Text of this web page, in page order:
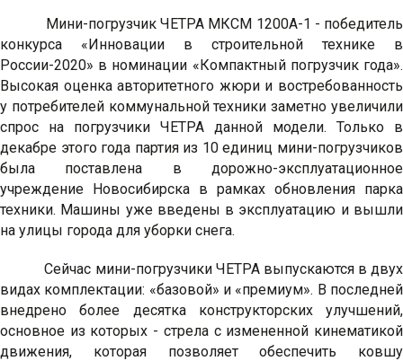
Мини-погрузчик ЧЕТРА МКСМ 1200А-1 - победитель
конкурса «Инновации в строительной технике в
России-2020» в номинации «Компактный погрузчик года».
Высокая оценка авторитетного жюри и востребованность
у потребителей коммунальной техники заметно увеличили
спрос на погрузчики ЧЕТРА данной модели. Только в
декабре этого года партия из 10 единиц мини-погрузчиков
была поставлена в дорожно-эксплуатационное
учреждение Новосибирска в рамках обновления парка
техники. Машины уже введены в эксплуатацию и вышли
на улицы города для уборки снега.
Сейчас мини-погрузчики ЧЕТРА выпускаются в двух
видах комплектации: «базовой» и «премиум». В последней
внедрено более десятка конструкторских улучшений,
основное из которых - стрела с измененной кинематикой
движения, которая позволяет обеспечить ковшу